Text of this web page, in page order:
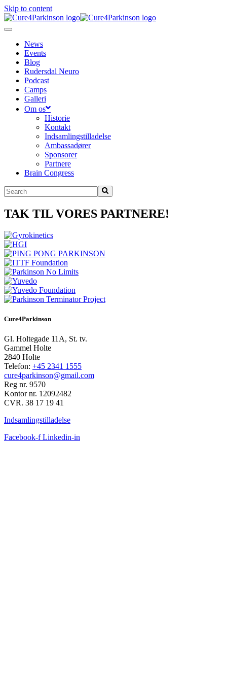
Skip to content
News
Events
Blog
Rudersdal Neuro
Podcast
Camps
Galleri
Om os
Historie
Kontakt
Indsamlingstilladelse
Ambassadører
Sponsorer
Partnere
Brain Congress
TAK TIL VORES PARTNERE!
Cure4Parkinson
Gl. Holtegade 11A, St. tv.
Gammel Holte
2840 Holte
Telefon: +45 2341 1555
cure4parkinson@gmail.com
Reg nr. 9570
Kontor nr. 12092482
CVR. 38 17 19 41
Indsamlingstilladelse
Facebook-f Linkedin-in